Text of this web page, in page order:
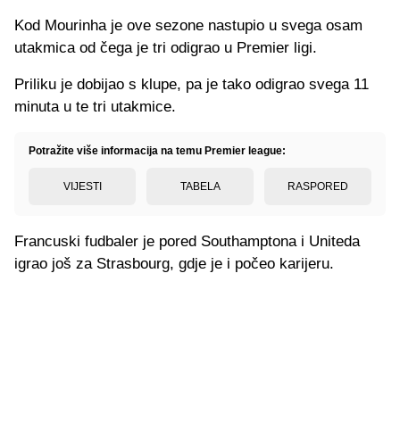
Kod Mourinha je ove sezone nastupio u svega osam
utakmica od čega je tri odigrao u Premier ligi.
Priliku je dobijao s klupe, pa je tako odigrao svega 11
minuta u te tri utakmice.
Potražite više informacija na temu Premier league:
VIJESTI TABELA RASPORED
Francuski fudbaler je pored Southamptona i Uniteda
igrao još za Strasbourg, gdje je i počeo karijeru.